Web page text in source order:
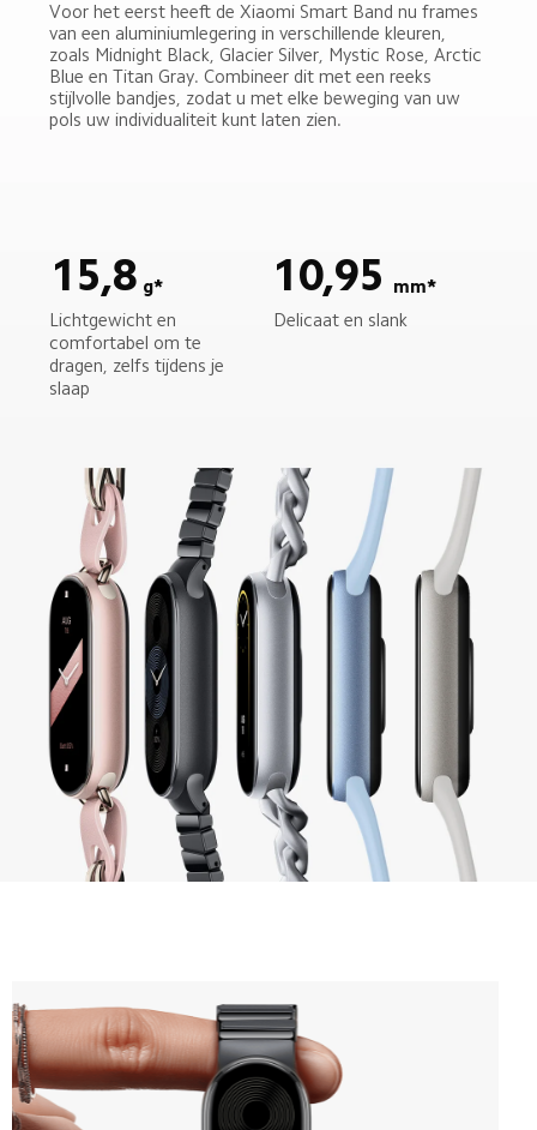
Voor het eerst heeft de Xiaomi Smart Band nu frames
van een aluminiumlegering in verschillende kleuren,
zoals Midnight Black, Glacier Silver, Mystic Rose, Arctic
Blue en Titan Gray. Combineer dit met een reeks
stijlvolle bandjes, zodat u met elke beweging van uw
pols uw individualiteit kunt laten zien.
15,8 g*
Lichtgewicht en
comfortabel om te
dragen, zelfs tijdens je
slaap
10,95
mm*
Delicaat en slank